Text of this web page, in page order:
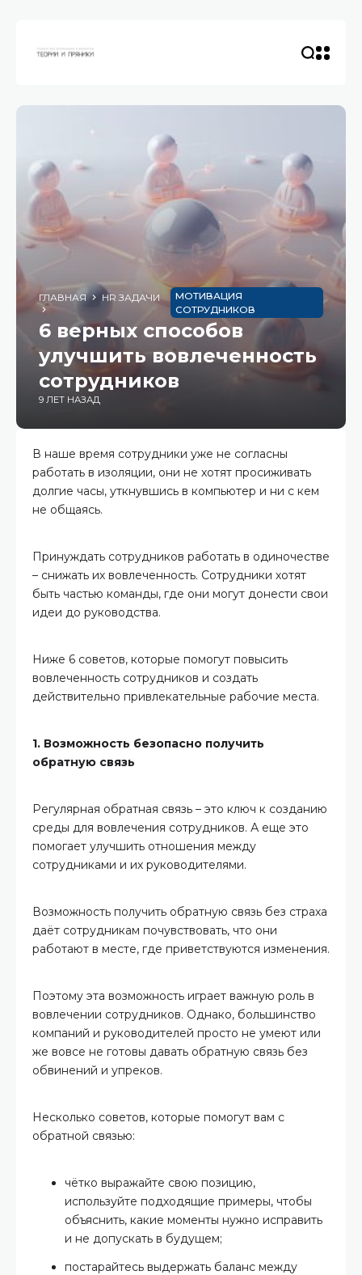
ГЛАВНАЯ HR ЗАДАЧИ
МОТИВАЦИЯ
СОТРУДНИКОВ
6 верных способов
улучшить вовлеченность
сотрудников
9 ЛЕТ НАЗАД
В наше время сотрудники уже не согласны
работать в изоляции, они не хотят просиживать
долгие часы, уткнувшись в компьютер и ни с кем
не общаясь.
Принуждать сотрудников работать в одиночестве
– снижать их вовлеченность. Сотрудники хотят
быть частью команды, где они могут донести свои
идеи до руководства.
Ниже 6 советов, которые помогут повысить
вовлеченность сотрудников и создать
действительно привлекательные рабочие места.
1. Возможность безопасно получить
обратную связь
Регулярная обратная связь – это ключ к созданию
среды для вовлечения сотрудников. А еще это
помогает улучшить отношения между
сотрудниками и их руководителями.
Возможность получить обратную связь без страха
даёт сотрудникам почувствовать, что они
работают в месте, где приветствуются изменения.
Поэтому эта возможность играет важную роль в
вовлечении сотрудников. Однако, большинство
компаний и руководителей просто не умеют или
же вовсе не готовы давать обратную связь без
обвинений и упреков.
Несколько советов, которые помогут вам с
обратной связью:
чётко выражайте свою позицию,
используйте подходящие примеры, чтобы
объяснить, какие моменты нужно исправить
и не допускать в будущем;
постарайтесь выдержать баланс между